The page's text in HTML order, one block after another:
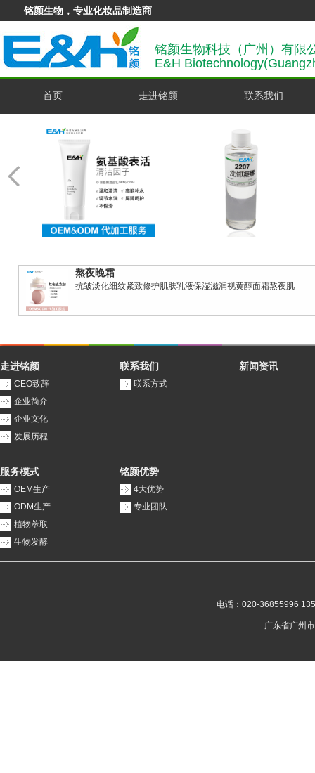
铭颜生物，专业化妆品制造商
铭颜生物科技（广州）有限
E&H
首页 走进铭颜 联系我们
熬夜晚霜
抗皱淡化细纹紧致修护肌肤乳液保湿滋润视黄醇面霜熬夜肌
走进铭颜
CEO致辞
企业简介
企业文化
发展历程
联系我们
联系方式
新闻资讯
服务模式
OEM生产
ODM生产
植物萃取
生物发酵
铭颜优势
4大优势
专业团队
电话：020-36855996
广东省广州